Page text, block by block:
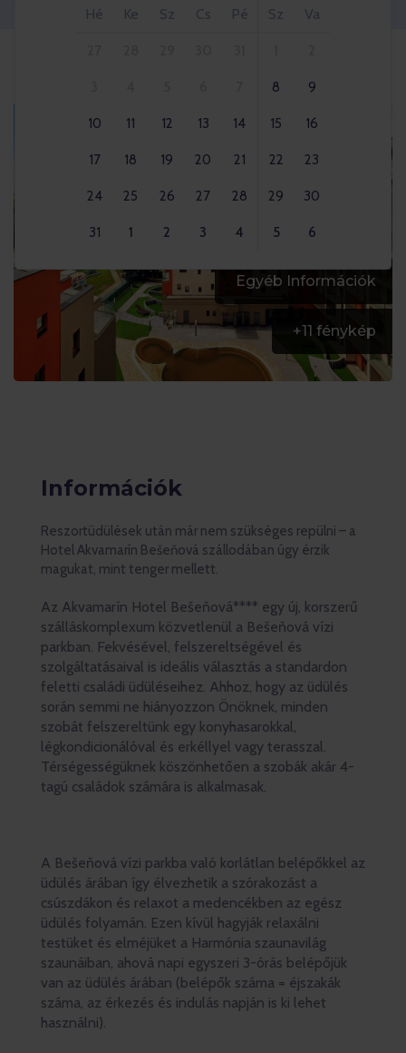
Hé Ke Sz Cs Pé Sz Va
8 9
10 11 12 13 14 15 16
17 18 19 20 21 22 23
24 25 26 27 28 29 30
31 1 2 3 4 5 6
Egyéb Információk
+11 fénykép
Információk
Reszortüdülések után már nem szükséges repülni – a
Hotel Akvamarín Bešeňová szállodában úgy érzik
magukat, mint tenger mellett.
Az Akvamarín Hotel Bešeňová**** egy új, korszerű
szálláskomplexum közvetlenül a Bešeňová vízi
parkban. Fekvésével, felszereltségével és
szolgáltatásaival is ideális választás a standardon
feletti családi üdüléseihez. Ahhoz, hogy az üdülés
során semmi ne hiányozzon Önöknek, minden
szobát felszereltünk egy konyhasarokkal,
légkondicionálóval és erkéllyel vagy terasszal.
Térségességüknek köszönhetően a szobák akár 4-
tagú családok számára is alkalmasak.
A Bešeňová vízi parkba való korlátlan belépőkkel az
üdülés árában így élvezhetik a szórakozást a
csúszdákon és relaxot a medencékben az egész
üdülés folyamán. Ezen kívül hagyják relaxálni
testüket és elméjüket a Harmónia szaunavilág
szaunáiban, ahová napi egyszeri 3-órás belépőjük
van az üdülés árában (belépők száma = éjszakák
száma, az érkezés és indulás napján is ki lehet
használni).